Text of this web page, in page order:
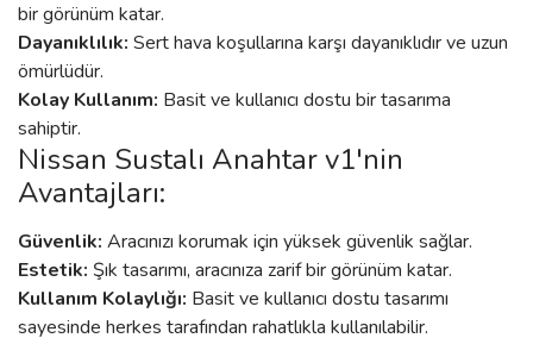
bir görünüm katar.
Dayanıklılık: Sert hava koşullarına karşı dayanıklıdır ve uzun
ömürlüdür.
Kolay Kullanım: Basit ve kullanıcı dostu bir tasarıma
sahiptir.
Nissan Sustalı Anahtar v1'nin
Avantajları:
Güvenlik: Aracınızı korumak için yüksek güvenlik sağlar.
Estetik: Şık tasarımı, aracınıza zarif bir görünüm katar.
Kullanım Kolaylığı: Basit ve kullanıcı dostu tasarımı
sayesinde herkes tarafından rahatlıkla kullanılabilir.